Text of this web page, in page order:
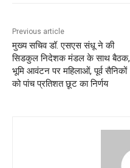
k
Previous article
मुख्य सचिव डॉ. एसएस संधू ने की
सिडकुल निदेशक मंडल के साथ बैठक,
भूमि आवंटन पर महिलाओं, पूर्व सैनिकों
को पांच प्रतिशत छूट का निर्णय